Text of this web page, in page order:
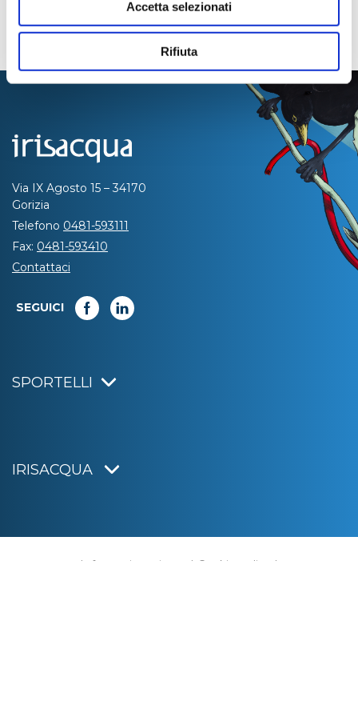
Accetta selezionati
Rifiuta
Via IX Agosto 15 – 34170
Gorizia
Telefono 0481-593111
Fax: 0481-593410
Contattaci
SEGUICI
SPORTELLI
IRISACQUA
Informativa privacy | Cookie policy
|